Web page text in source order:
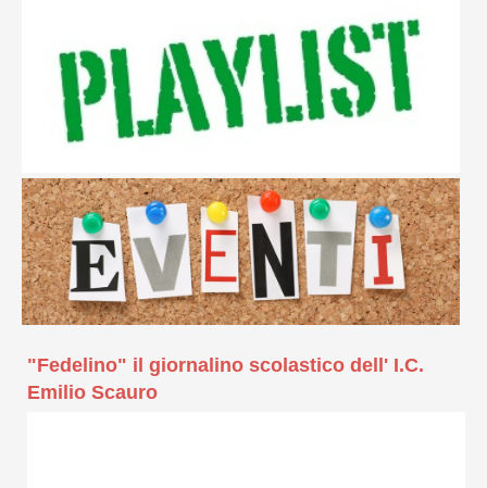
"Fedelino" il giornalino scolastico dell' I.C.
Emilio Scauro